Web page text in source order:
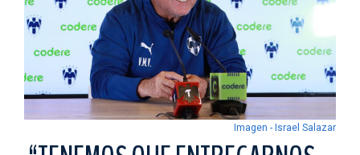
RAYADOS
RAYADAS
FUERZAS BÁSICAS
RESPONSABILIDAD SOCIAL
TAQUILLA
TIENDA
Imagen - Israel Salazar